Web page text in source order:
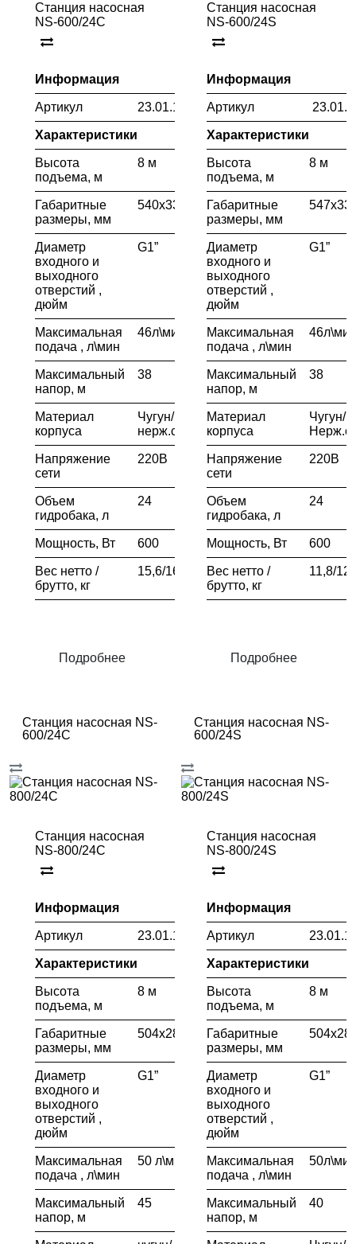
Станция насосная
NS-600/24C
Информация
Артикул 23.01.103.056
Характеристики
Высота
подъема, м
8 м
Габаритные
размеры, мм
540х330х515
Диаметр
входного и
выходного
отверстий ,
дюйм
G1”
Максимальная
подача , л\мин
46л\мин
Максимальный
напор, м
38
Материал
корпуса
Чугун/
нерж.сталь
Напряжение
сети
220В
Объем
гидробака, л
24
Мощность, Вт 600
Вес нетто /
брутто, кг
15,6/16,6
Подробнее
Станция насосная NS-
600/24C
Станция насосная
NS-600/24S
Информация
Артикул
Характеристики
Высота
подъема, м
8 м
Габаритные
размеры, мм
Диаметр
входного и
выходного
отверстий ,
дюйм
G1”
Максимальная
подача , л\мин
46л\мин
Максимальный
напор, м
38
Материал
корпуса
Чугун/
Напряжение
сети
220В
Объем
гидробака, л
24
Мощность, Вт 600
Вес нетто /
брутто, кг
11,8/
Подробнее
Станция насосная NS-
600/24S
Станция насосная
NS-800/24C
Информация
Артикул 23.01.104.056
Характеристики
Высота
подъема, м
8 м
Габаритные
размеры, мм
504х285х520
Диаметр
входного и
выходного
отверстий ,
дюйм
G1”
Максимальная
подача , л\мин
50 л\мин
Максимальный
напор, м
45
Станция насосная
NS-800/24S
Информация
Артикул
Характеристики
Высота
подъема, м
8 м
Габаритные
размеры, мм
Диаметр
входного и
выходного
отверстий ,
дюйм
G1”
Максимальная
подача , л\мин
50л\мин
Максимальный
напор, м
40